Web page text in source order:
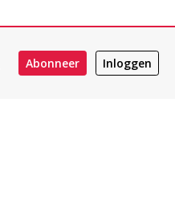
Abonneer Inloggen